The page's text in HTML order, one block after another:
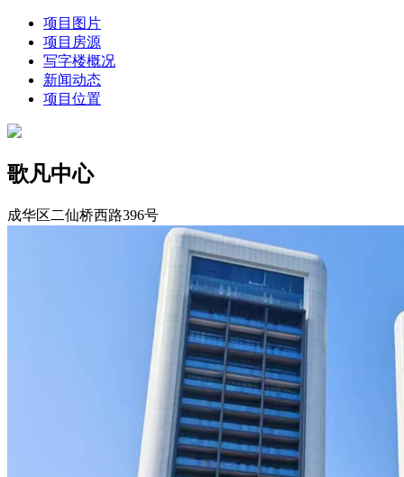
项目图片
项目房源
写字楼概况
新闻动态
项目位置
歌凡中心
成华区二仙桥西路396号